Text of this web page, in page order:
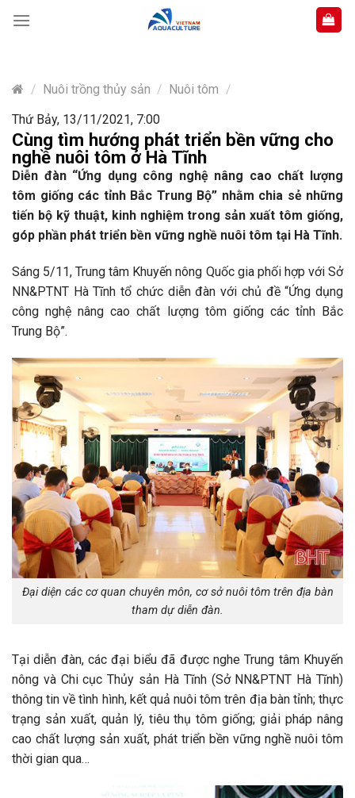
content
/ Nuôi trồng thủy sản / Nuôi tôm /
Thứ Bảy, 13/11/2021, 7:00
Cùng tìm hướng phát triển bền vững cho
nghề nuôi tôm ở Hà Tĩnh
Diễn đàn “Ứng dụng công nghệ nâng cao chất lượng
tôm giống các tỉnh Bắc Trung Bộ” nhằm chia sẻ những
tiến bộ kỹ thuật, kinh nghiệm trong sản xuất tôm giống,
góp phần phát triển bền vững nghề nuôi tôm tại Hà Tĩnh.
Sáng 5/11, Trung tâm Khuyến nông Quốc gia phối hợp với Sở
NN&PTNT Hà Tĩnh tổ chức diễn đàn với chủ đề “Ứng dụng
công nghệ nâng cao chất lượng tôm giống các tỉnh Bắc
Trung Bộ”.
Đại diện các cơ quan chuyên môn, cơ sở nuôi tôm trên địa bàn
tham dự diễn đàn.
Tại diễn đàn, các đại biểu đã được nghe Trung tâm Khuyến
nông và Chi cục Thủy sản Hà Tĩnh (Sở NN&PTNT Hà Tĩnh)
thông tin về tình hình, kết quả nuôi tôm trên địa bàn tỉnh; thực
trạng sản xuất, quản lý, tiêu thụ tôm giống; giải pháp nâng
cao chất lượng sản xuất, phát triển bền vững nghề nuôi tôm
thời gian qua…